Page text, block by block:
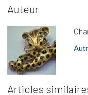
Auteur
Articles